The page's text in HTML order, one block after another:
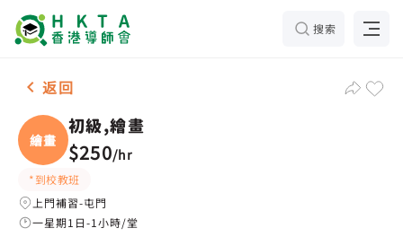
搜索
小組 初級,繪畫，屯門 補習推介
返回
繪畫
初級,繪畫
$250/hr
*到校教班
上門補習-屯門
一星期1日-1小時/堂